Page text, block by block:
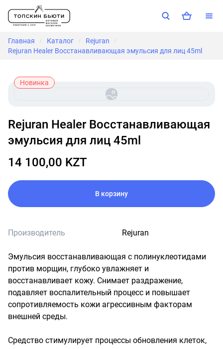
Главная / Каталог / Rejuran /
Rejuran Healer Восстанавливающая эмульсия для лиц 45ml
Новинка
Rejuran Healer Восстанавливающая
эмульсия для лиц 45ml
14 100,00 KZT
В корзину
Производитель Rejuran
Эмульсия восстанавливающая с полинуклеотидами
против морщин, глубоко увлажняет и
восстанавливает кожу. Снимает раздражение,
подавляет воспалительный процесс и повышает
сопротивляемость кожи агрессивным факторам
внешней среды.
Средство стимулирует процессы обновления клеток,